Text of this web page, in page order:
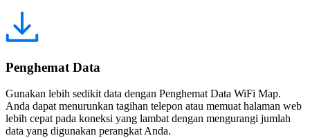
Penghemat Data
Gunakan lebih sedikit data dengan Penghemat Data WiFi Map.
Anda dapat menurunkan tagihan telepon atau memuat halaman web
lebih cepat pada koneksi yang lambat dengan mengurangi jumlah
data yang digunakan perangkat Anda.